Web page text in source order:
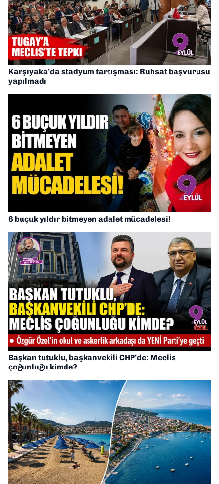
Karşıyaka’da stadyum tartışması: Ruhsat başvurusu
yapılmadı
6 buçuk yıldır bitmeyen adalet mücadelesi!
Başkan tutuklu, başkanvekili CHP’de: Meclis
çoğunluğu kimde?